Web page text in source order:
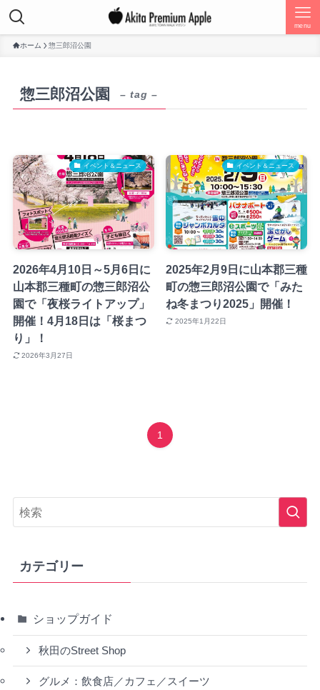
menu
ホーム 惣三郎沼公園
惣三郎沼公園 – tag –
イベント＆ニュース
2026年4月10日～5月6日に
山本郡三種町の惣三郎沼公
園で「夜桜ライトアップ」
開催！4月18日は「桜まつ
り」！
2026年3月27日
イベント＆ニュース
2025年2月9日に山本郡三種
町の惣三郎沼公園で「みた
ね冬まつり2025」開催！
2025年1月22日
1
カテゴリー
ショップガイド
秋田のStreet Shop
グルメ：飲食店／カフェ／スイーツ